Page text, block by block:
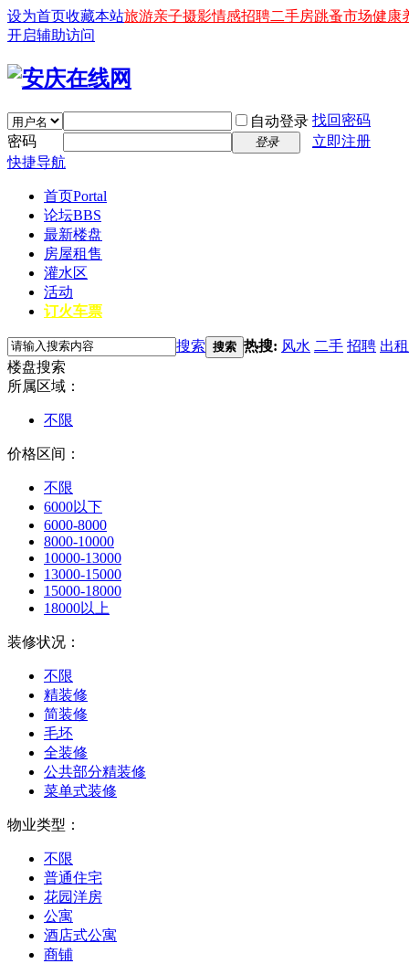
设为首页收藏本站旅游亲子摄影情感招聘二手房跳蚤市场健康
开启辅助访问
自动登录 找回密码
密码
登录
立即注册
快捷导航
首页Portal
论坛BBS
最新楼盘
房屋租售
灌水区
活动
订火车票
搜索 搜索 热搜: 风水 二手 招聘 出租
楼盘搜索
所属区域：
不限
价格区间：
不限
6000以下
6000-8000
8000-10000
10000-13000
13000-15000
15000-18000
18000以上
装修状况：
不限
精装修
简装修
毛坯
全装修
公共部分精装修
菜单式装修
物业类型：
不限
普通住宅
花园洋房
公寓
酒店式公寓
商铺